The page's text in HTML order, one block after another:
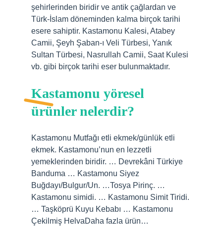
şehirlerinden biridir ve antik çağlardan ve
Türk-İslam döneminden kalma birçok tarihi
esere sahiptir. Kastamonu Kalesi, Atabey
Camii, Şeyh Şaban-ı Veli Türbesi, Yanık
Sultan Türbesi, Nasrullah Camii, Saat Kulesi
vb. gibi birçok tarihi eser bulunmaktadır.
Kastamonu yöresel
ürünler nelerdir?
Kastamonu Mutfağı etli ekmek/günlük etli
ekmek. Kastamonu’nun en lezzetli
yemeklerinden biridir. … Devrekâni Türkiye
Banduma … Kastamonu Siyez
Buğdayı/Bulgur/Un. …Tosya Pirinç. …
Kastamonu simidi. … Kastamonu Simit Tiridi.
… Taşköprü Kuyu Kebabı … Kastamonu
Çekilmiş HelvaDaha fazla ürün…